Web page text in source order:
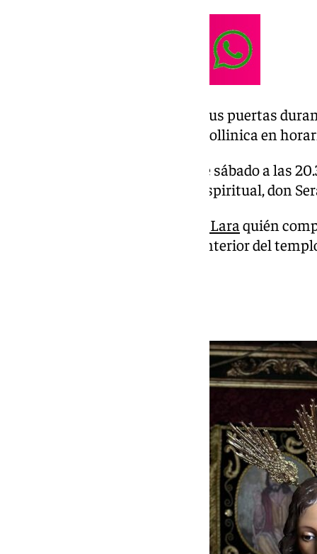
El templo de San Agustín abre sus puertas
poder rezar ante el Señor de la Pollinica en
Además, la cofradía celebra este sábado a las
oficiada por su nuevo director espiritual, don
Ana Laraquién
pública a las 13.00 horas en el interior del